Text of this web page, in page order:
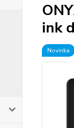
ink
Novinka